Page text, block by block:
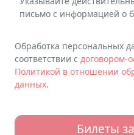
письмо с информацией о
Обработка персональных
соответствии с договором-
Политикой в отношении
данных.
Билеты